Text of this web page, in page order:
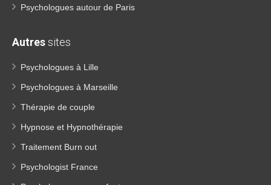
Psychologues autour de Paris
Autressites
Psychologues à Lille
Psychologues à Marseille
Thérapie de couple
Hypnose et Hypnothérapie
Traitement Burn out
Psychologist France